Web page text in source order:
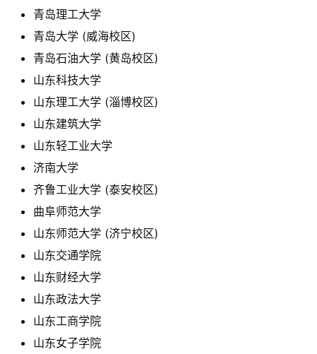
青岛理工大学
青岛大学 (威海校区)
青岛石油大学 (黄岛校区)
山东科技大学
山东理工大学 (淄博校区)
山东建筑大学
山东轻工业大学
济南大学
齐鲁工业大学 (泰安校区)
曲阜师范大学
山东师范大学 (济宁校区)
山东交通学院
山东财经大学
山东政法大学
山东工商学院
山东女子学院